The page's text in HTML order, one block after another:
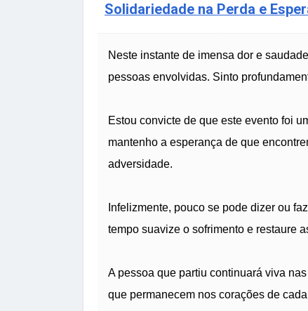
Solidariedade na Perda e
Neste instante de imensa dor e
pessoas envolvidas. Sinto
Estou convicte de que este evento foi
mantenho a esperança de que
adversidade.
Infelizmente, pouco se pode dizer ou
tempo suavize o sofrimento e restaure
A pessoa que partiu continuará viva
que permanecem nos corações de